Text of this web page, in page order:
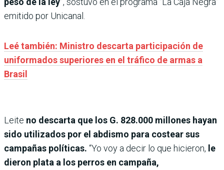
emitido por Unicanal.
Leé también: Ministro descarta participación de
uniformados superiores en el tráfico de armas a
Brasil
Leite no descarta que los G. 828.000 millones hayan
sido utilizados por el abdismo para costear sus
campañas políticas. “Yo voy a decir lo que hicieron, le
dieron plata a los perros en campaña,